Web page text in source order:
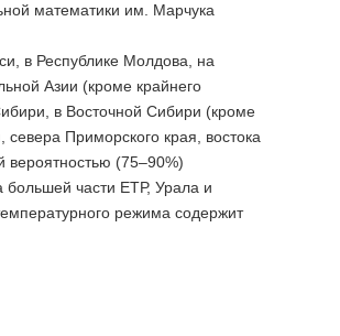
математики им. Марчука
в Республике Молдова, на
Азии (кроме крайнего
в Восточной Сибири (кроме
Приморского края, востока
вероятностью (75–90%)
большей части ЕТР, Урала и
режима содержит